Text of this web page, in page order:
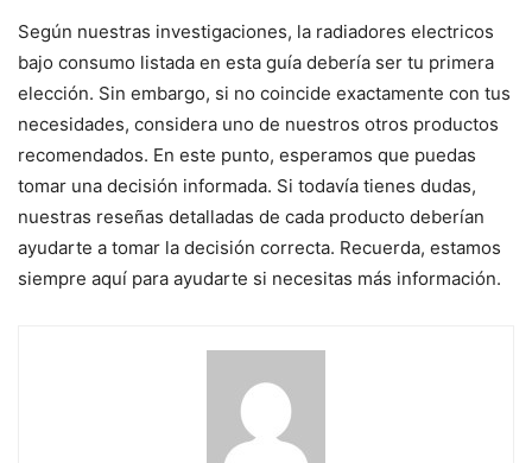
Según nuestras investigaciones, la radiadores electricos
bajo consumo listada en esta guía debería ser tu primera
elección. Sin embargo, si no coincide exactamente con tus
necesidades, considera uno de nuestros otros productos
recomendados. En este punto, esperamos que puedas
tomar una decisión informada. Si todavía tienes dudas,
nuestras reseñas detalladas de cada producto deberían
ayudarte a tomar la decisión correcta. Recuerda, estamos
siempre aquí para ayudarte si necesitas más información.